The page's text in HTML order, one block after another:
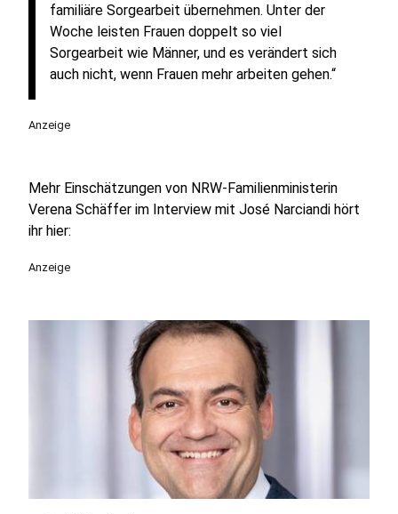
familiäre Sorgearbeit übernehmen. Unter der
Woche leisten Frauen doppelt so viel
Sorgearbeit wie Männer, und es verändert sich
auch nicht, wenn Frauen mehr arbeiten gehen.“
Anzeige
Mehr Einschätzungen von NRW-Familienministerin
Verena Schäffer im Interview mit José Narciandi hört
ihr hier:
Anzeige